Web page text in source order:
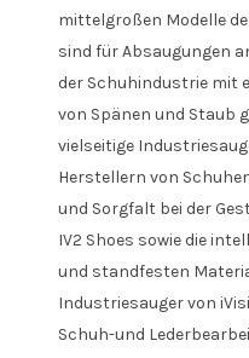
mittelgroßen Modelle
sind für Absaugungen
der Schuhindustrie mit
von Spänen und Staub
vielseitige
Herstellern von
und Sorgfalt bei der
IV2 Shoes sowie die
und standfesten
Industriesauger von
Schuh-und